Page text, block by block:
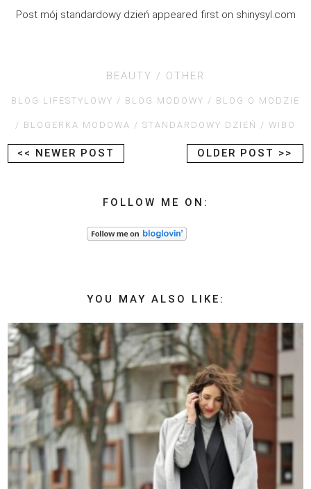
Post mój standardowy dzień appeared first on shinysyl.com
BEAUTY OTHER
BLOG LIFESTYLOWY BLOG MODOWY BLOG O MODZIE
BLOGERKA MODOWA STANDARDOWY DZIEŃ WIBO
<< NEWER POST OLDER POST >>
FOLLOW ME ON:
YOU MAY ALSO LIKE: